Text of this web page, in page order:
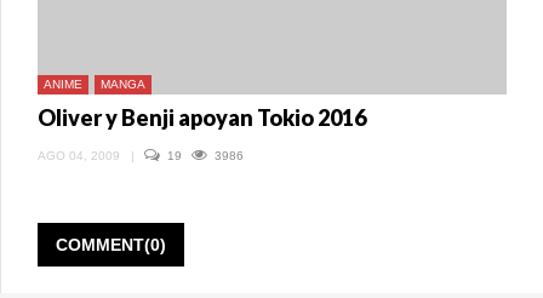
ANIME MANGA
Oliver y Benji apoyan Tokio 2016
AGO 04, 2009 | 19 3986
COMMENT(0)